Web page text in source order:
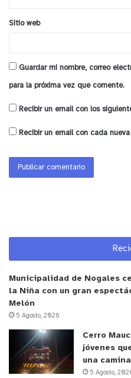
Sitio web
Guardar mi nombre, correo
para la próxima vez que comente.
Recibir un email con los
Recibir un email con cada
Municipalidad de Nogales
la Niña con un gran
Melón
5 Agosto, 2026
Cerro
jóvenes
una
5 Agosto,